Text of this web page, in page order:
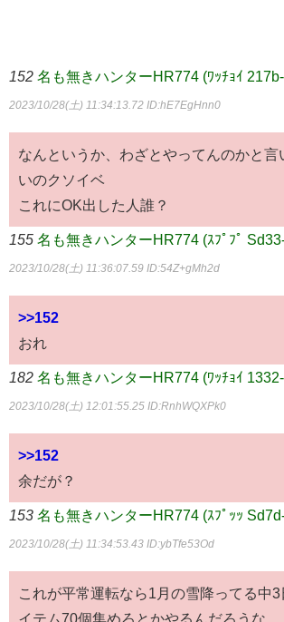
152 名も無きハンターHR774 (ﾜｯﾁｮｲ
2023/10/28(土) 11:34:13.72 ID:hE7EgHnn0
なんというか、わざとやってんのかと言
いのクソイベ
これにOK出した人誰？
155 名も無きハンターHR774 (ｽﾌﾟﾌﾟ
2023/10/28(土) 11:36:07.59 ID:54Z+gMh2d
>>152
おれ
182 名も無きハンターHR774 (ﾜｯﾁｮｲ
2023/10/28(土) 12:01:55.25 ID:RnhWQXPk0
>>152
余だが？
153 名も無きハンターHR774 (ｽﾌﾟｯｯ
2023/10/28(土) 11:34:53.43 ID:ybTfe53Od
これが平常運転なら1月の雪降ってる中
イテム70個集めろとかやるんだろうな